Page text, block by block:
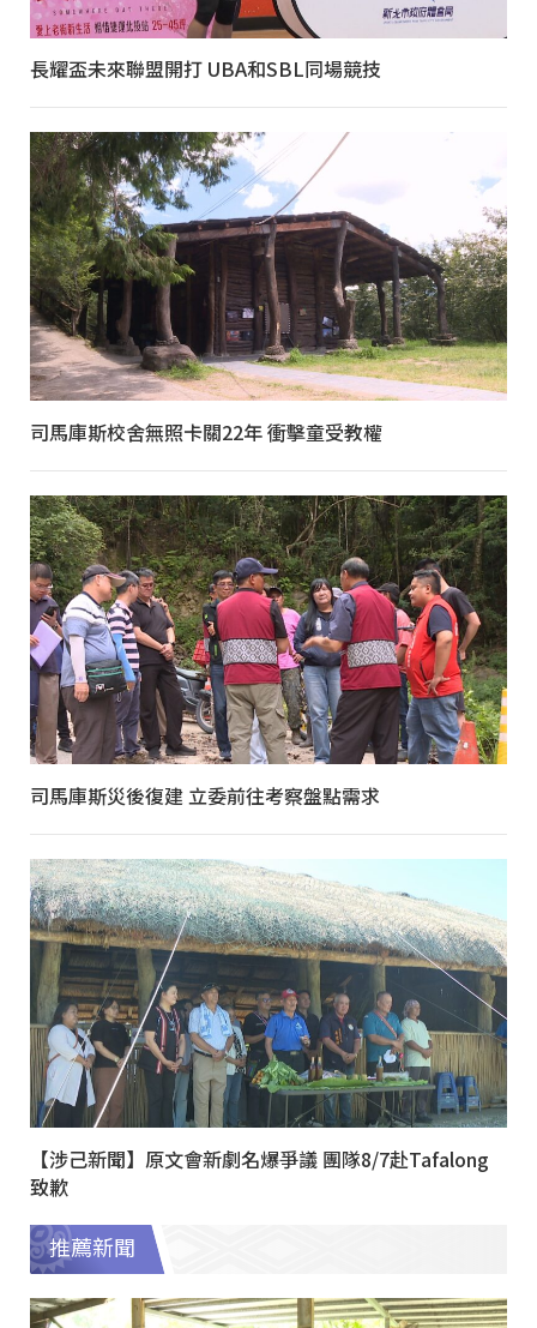
長耀盃未來聯盟開打 UBA和SBL同場競技
司馬庫斯校舍無照卡關22年 衝擊童受教權
司馬庫斯災後復建 立委前往考察盤點需求
【涉己新聞】原文會新劇名爆爭議 團隊8/7赴Tafalong
致歉
推薦新聞